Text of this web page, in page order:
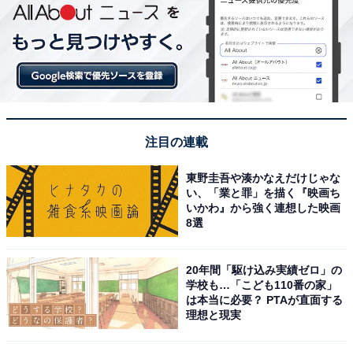
注目の連載
東野圭吾や湊かなえだけじゃな
い、「業と罪」を描く『映画ち
いかわ』から強く連想した映画
8選
20年間「駆け込み実績ゼロ」の
学校も…「こども110番の家」
は本当に必要？ PTAが直面する
理想と現実